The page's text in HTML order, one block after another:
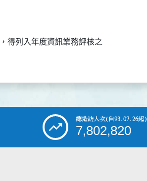
得列入年度資訊業務評核之
總造訪人次(自93.07.26起)
7,802,820